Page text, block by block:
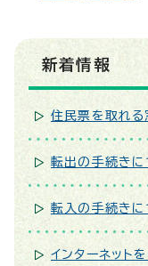
新着情報
住民票を取れる
転出の手続きに
転入の手続きに
インターネット